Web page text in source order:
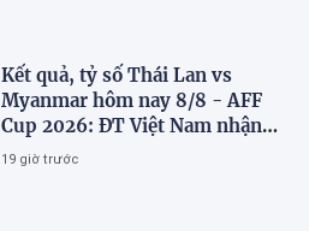
Kết quả, tỷ số Thái Lan vs
Myanmar hôm nay 8/8 - AFF
Cup 2026: ĐT Việt Nam nhận
tin vui
19 giờ trước